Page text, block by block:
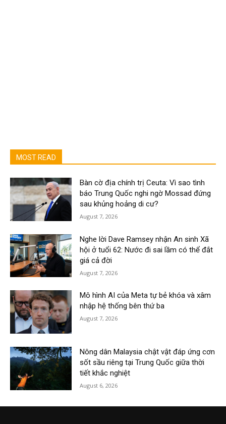
MOST READ
Bàn cờ địa chính trị Ceuta: Vì sao tình
báo Trung Quốc nghi ngờ Mossad đứng
sau khủng hoảng di cư?
August 7, 2026
Nghe lời Dave Ramsey nhận An sinh Xã
hội ở tuổi 62: Nước đi sai lầm có thể đắt
giá cả đời
August 7, 2026
Mô hình AI của Meta tự bẻ khóa và xâm
nhập hệ thống bên thứ ba
August 7, 2026
Nông dân Malaysia chật vật đáp ứng cơn
sốt sầu riêng tại Trung Quốc giữa thời
tiết khắc nghiệt
August 6, 2026